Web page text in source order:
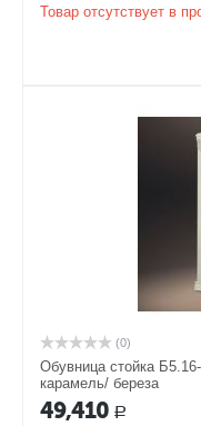
Товар отсутствует в
(0)
Обувница стойка
карамель/ береза
49,410 Р